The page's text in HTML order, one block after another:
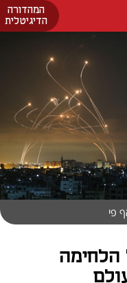
המהדורה
הדיגיטלית
פי
הלחימה